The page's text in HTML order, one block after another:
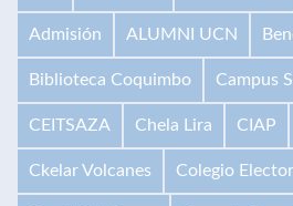
Admisión ALUMNI UCN
Biblioteca Coquimbo Campus
CEITSAZA Chela Lira CIAP
Ckelar Volcanes Colegio